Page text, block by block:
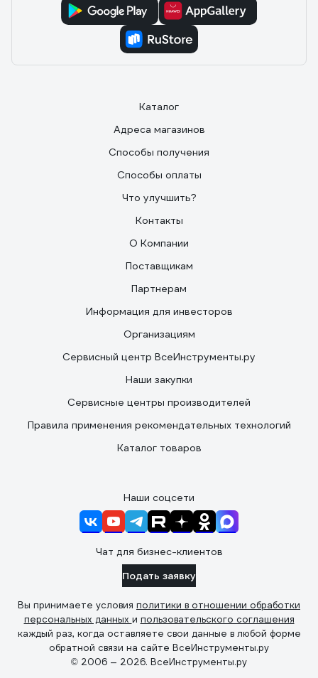
Каталог
Адреса магазинов
Способы получения
Способы оплаты
Что улучшить?
Контакты
О Компании
Поставщикам
Партнерам
Информация для инвесторов
Организациям
Сервисный центр ВсеИнструменты.ру
Наши закупки
Сервисные центры производителей
Правила применения рекомендательных технологий
Каталог товаров
Наши соцсети
Чат для бизнес-клиентов
Подать заявку
Вы принимаете условия политики в отношении обработки
персональных данных и пользовательского соглашения
каждый раз, когда оставляете свои данные в любой форме
обратной связи на сайте ВсеИнструменты.ру
© 2006 — 2026. ВсеИнструменты.ру